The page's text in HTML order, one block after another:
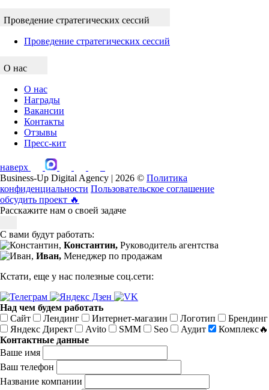
Проведение стратегических сессий
Проведение стратегических сессий
О нас
О нас
Награды
Вакансии
Контакты
Отзывы
Пресс-кит
наверх
Business-Up Digital Agency | 2026 © Политика
конфиденциальности Пользовательское соглашение
обсудить проект 🔥
Расскажите нам о своей задаче
С вами будут работать:
Константин, Руководитель агентства
Иван, Менеджер по продажам
Кстати, еще у нас полезные соц.сети:
Над чем будем работать
Сайт
Лендинг Интернет-магазин Логотип
Брендинг
Яндекс Директ
Avito SMM Seo Аудит
Комплекс🔥
Контактные данные
Ваше имя
Ваш телефон
Название компании